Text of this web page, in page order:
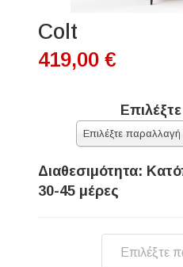
Colt
419,00 €
Επιλέξτε παραλλαγή
Διαθεσιμότητα:
30-45 μέρες
Επιλέξτε